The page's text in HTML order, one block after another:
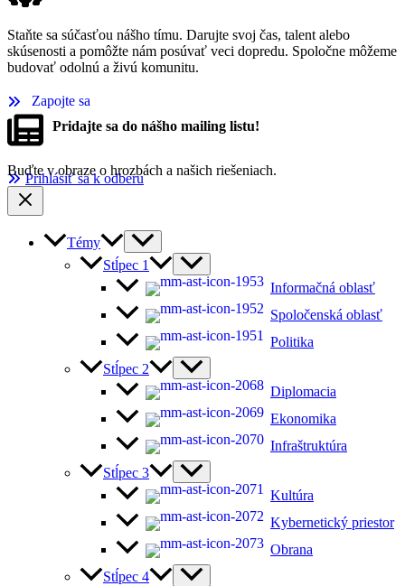
Staňte sa súčasťou nášho tímu. Darujte svoj čas, talent alebo
skúsenosti a pomôžte nám posúvať veci dopredu. Spoločne môžeme
budovať odolnú a živú komunitu.
Zapojte sa
Pridajte sa do nášho mailing listu!
Buďte v obraze o hrozbách a našich riešeniach.
Prihlásiť sa k odberu
Témy
Stĺpec 1
Informačná oblasť
Spoločenská oblasť
Politika
Stĺpec 2
Diplomacia
Ekonomika
Infraštruktúra
Stĺpec 3
Kultúra
Kybernetický priestor
Obrana
Stĺpec 4